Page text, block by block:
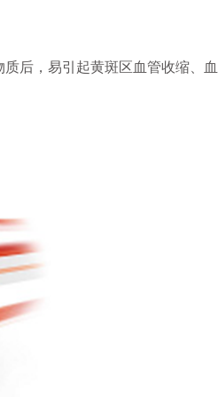
后，易引起黄斑区血管收缩、